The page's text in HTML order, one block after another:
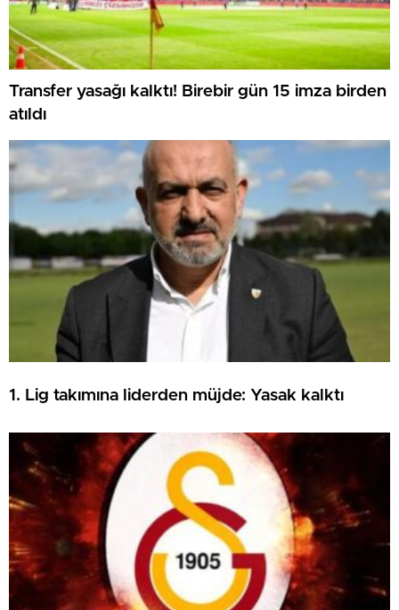
Transfer yasağı kalktı! Birebir gün 15 imza birden
atıldı
1. Lig takımına liderden müjde: Yasak kalktı